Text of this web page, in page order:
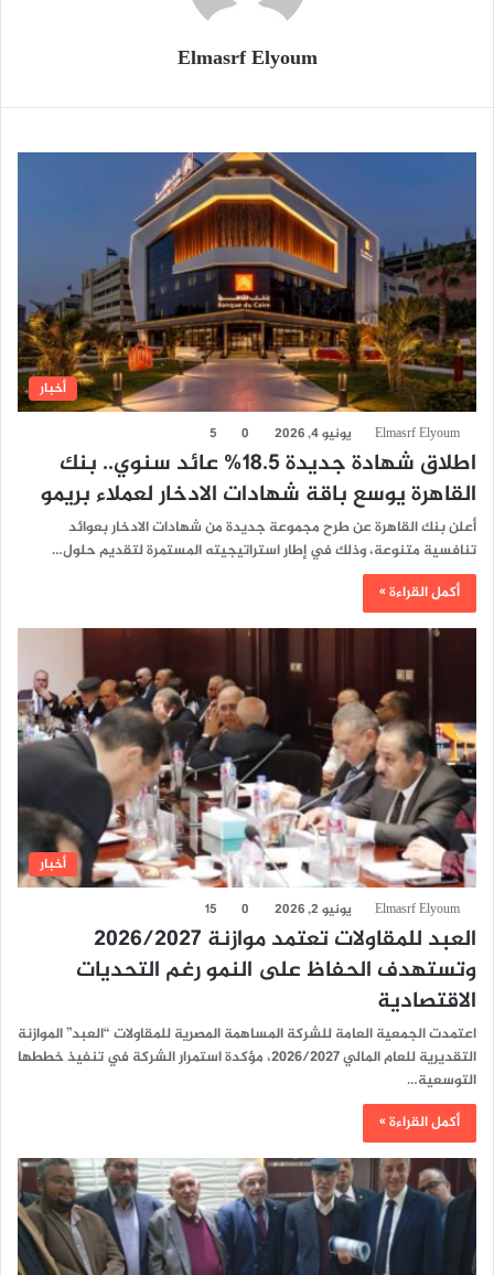
Elmasrf Elyoum
أخبار
Elmasrf Elyoum يونيو 4, 2026 0
5
اطلاق شهادة جديدة 18.5% عائد سنوي.. بنك
القاهرة يوسع باقة شهادات الادخار لعملاء بريمو
أعلن بنك القاهرة عن طرح مجموعة جديدة من شهادات الادخار بعوائد
تنافسية متنوعة، وذلك في إطار استراتيجيته المستمرة لتقديم حلول…
أكمل القراءة »
أخبار
Elmasrf Elyoum يونيو 2, 2026 0
15
العبد للمقاولات تعتمد موازنة 2026/2027
وتستهدف الحفاظ على النمو رغم التحديات
الاقتصادية
اعتمدت الجمعية العامة للشركة المساهمة المصرية للمقاولات “العبد” الموازنة
التقديرية للعام المالي 2026/2027، مؤكدة استمرار الشركة في تنفيذ خططها
التوسعية…
أكمل القراءة »